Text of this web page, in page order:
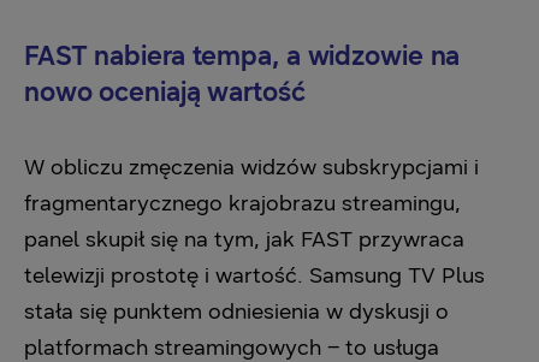
FAST nabiera tempa, a widzowie na
nowo oceniają wartość
W obliczu zmęczenia widzów subskrypcjami i
fragmentarycznego krajobrazu streamingu,
panel skupił się na tym, jak FAST przywraca
telewizji prostotę i wartość. Samsung TV Plus
stała się punktem odniesienia w dyskusji o
platformach streamingowych – to usługa